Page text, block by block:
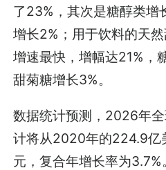
了23%，其次是糖醇类增
增长2%；用于饮料的天
增速最快，增幅达21%，
甜菊糖增长3%。
数据统计预测，2026年
计将从2020年的224.9亿
元，复合年增长率为